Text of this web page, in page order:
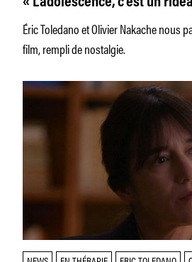
Éric Toledano et Olivier Nakache nous
film, rempli de nostalgie.